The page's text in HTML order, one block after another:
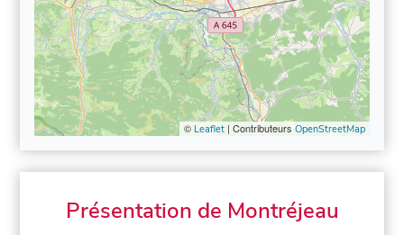
© Leaflet| Contributeurs OpenStreetMap
Présentation de Montréjeau